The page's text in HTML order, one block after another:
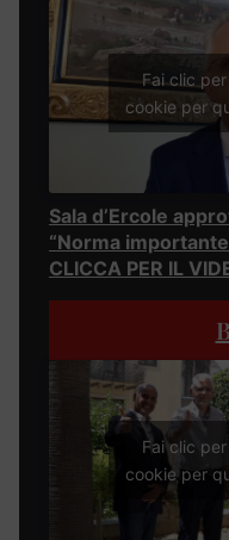
Fai clic
cookie per
Sala d’Ercole
“Norma
CLICCA PER IL
Fai clic
cookie per